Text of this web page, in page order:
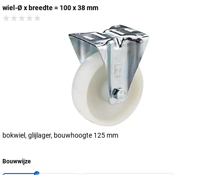
wiel-Ø x breedte = 100 x 38 mm
bokwiel, glijlager, bouwhoogte 125 mm
Bouwwijze